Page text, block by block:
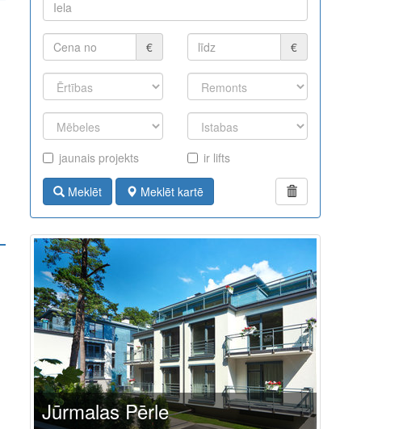
€ €
jaunais projekts ir lifts
Meklēt Meklēt kartē
Jūrmalas Pērle